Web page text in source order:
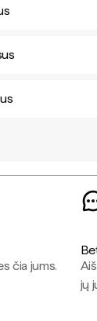
čia jums.
jų